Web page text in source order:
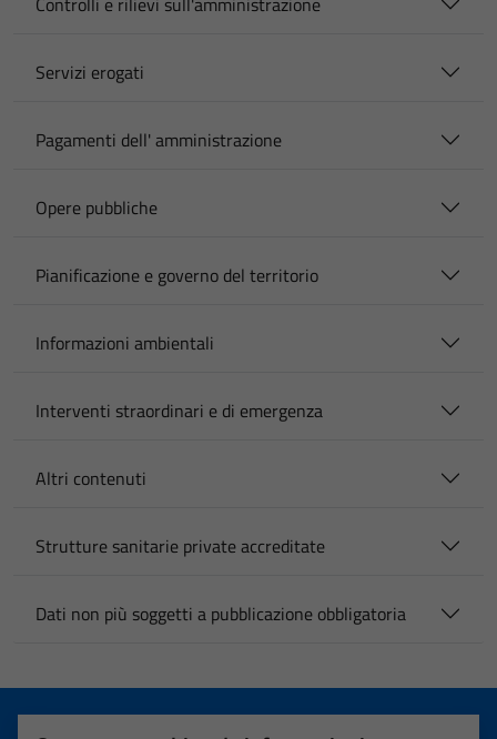
Servizi erogati
Pagamenti dell' amministrazione
Opere pubbliche
Pianificazione e governo del territorio
Informazioni ambientali
Interventi straordinari e di emergenza
Altri contenuti
Strutture sanitarie private accreditate
Dati non più soggetti a pubblicazione obbligatoria